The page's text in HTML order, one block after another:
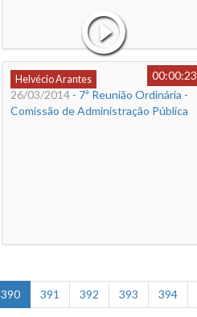
Helvécio Arantes
00:00:23
26/03/2014- 7ª Reunião Ordinária -
Comissão de Administração Pública
390 391 392 393 394